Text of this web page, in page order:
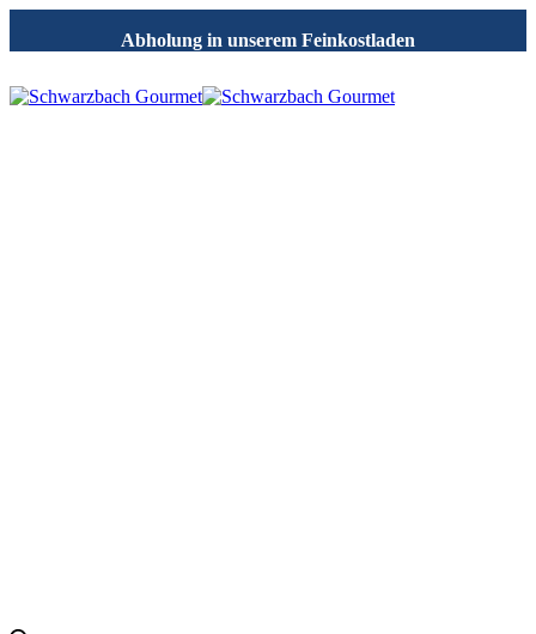
Abholung in unserem Feinkostladen